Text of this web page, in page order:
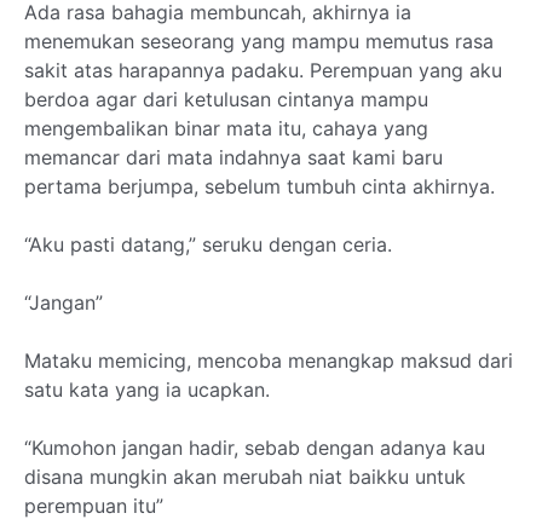
Ada rasa bahagia membuncah, akhirnya ia
menemukan seseorang yang mampu memutus rasa
sakit atas harapannya padaku. Perempuan yang aku
berdoa agar dari ketulusan cintanya mampu
mengembalikan binar mata itu, cahaya yang
memancar dari mata indahnya saat kami baru
pertama berjumpa, sebelum tumbuh cinta akhirnya.
“Aku pasti datang,” seruku dengan ceria.
“Jangan”
Mataku memicing, mencoba menangkap maksud dari
satu kata yang ia ucapkan.
“Kumohon jangan hadir, sebab dengan adanya kau
disana mungkin akan merubah niat baikku untuk
perempuan itu”